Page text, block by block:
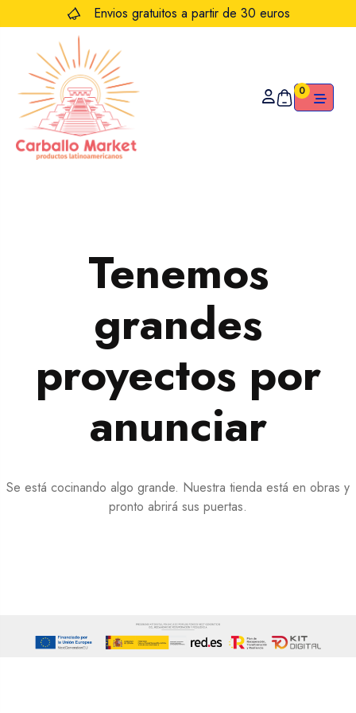
Envios gratuitos a partir de 30 euros
0
Tenemos
grandes
proyectos por
anunciar
Se está cocinando algo grande. Nuestra tienda está en obras y
pronto abrirá sus puertas.